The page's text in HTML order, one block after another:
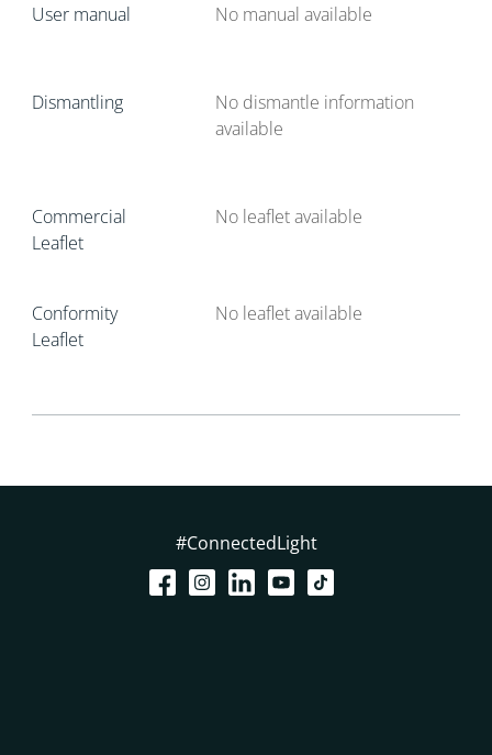
User manual No manual available
Dismantling
No dismantle information
available
Commercial
Leaflet
No leaflet available
Conformity
Leaflet
No leaflet available
#ConnectedLight